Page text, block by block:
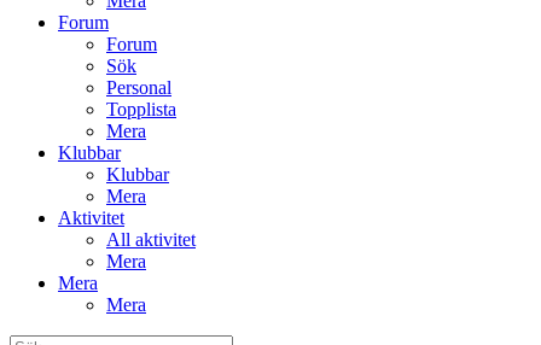
Forum
Forum
Sök
Personal
Topplista
Mera
Klubbar
Klubbar
Mera
Aktivitet
All aktivitet
Mera
Mera
Mera